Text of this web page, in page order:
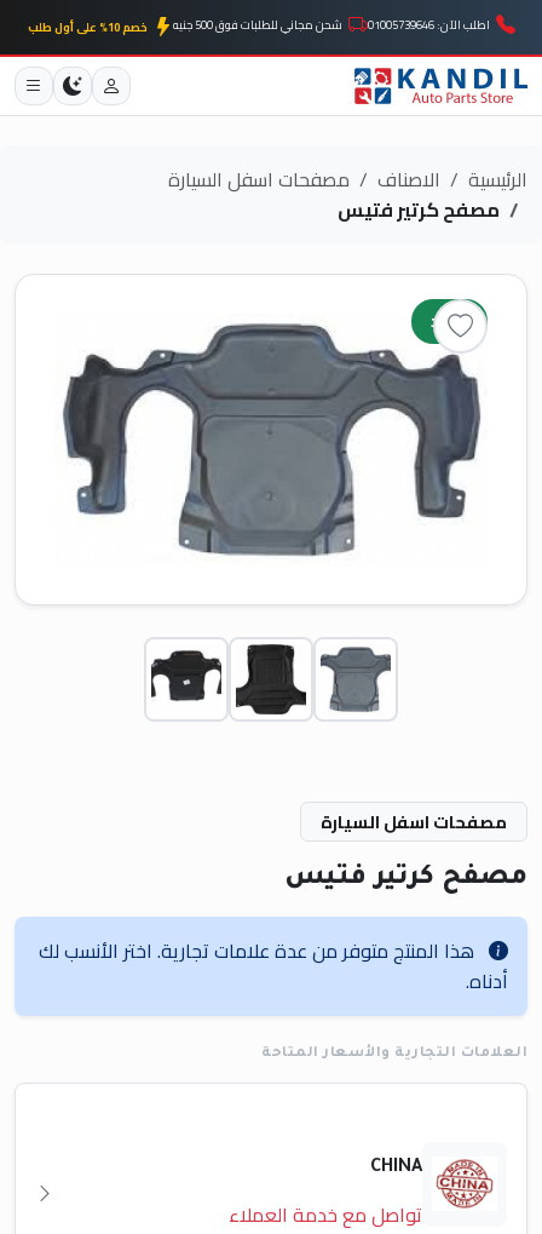
اطلب الآن: 01005739646 شحن مجاني للطلبات فوق 500 جنيه خصم 10% على أول طلب
الرئيسية الاصناف
مصفحات اسفل السيارة
مصفح كرتير فتيس
جديد
مصفحات اسفل السيارة
مصفح كرتير فتيس
هذا المنتج متوفر من عدة علامات تجارية. اختر الأنسب لك
أدناه.
العلامات التجارية والأسعار المتاحة
CHINA
تواصل مع خدمة العملاء